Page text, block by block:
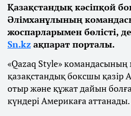
Қазақстандық кәсіпқой
Әлімханұлының
жоспарларымен бөлісті,
Sn.kz ақпарат порталы.
«Qazaq Style» командасының
қазақстандық боксшы қазір
отыр және құжат дайын
күндері Америкаға аттанады.